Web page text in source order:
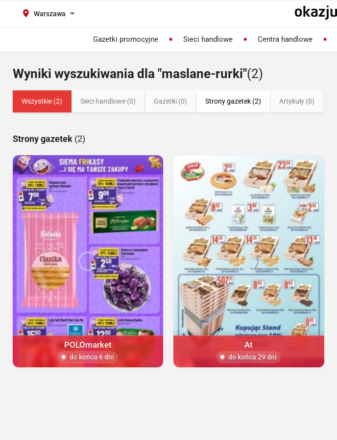
Warszawa
Gazetki promocyjne Sieci handlowe Centra handlowe
Wyniki wyszukiwania dla "maslane-rurki"(2)
Wszystkie (2) Sieci handlowe (0) Gazetki (0) Strony gazetek (2) Artykuły (0)
Strony gazetek (2)
POLOmarket
do końca 6 dni
At
do końca 29 dni